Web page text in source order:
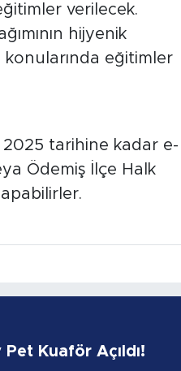
verilecek.
hijyenik
konularında eğitimler
2025 tarihine kadar e-
Ödemiş İlçe Halk
Kuaför Açıldı!